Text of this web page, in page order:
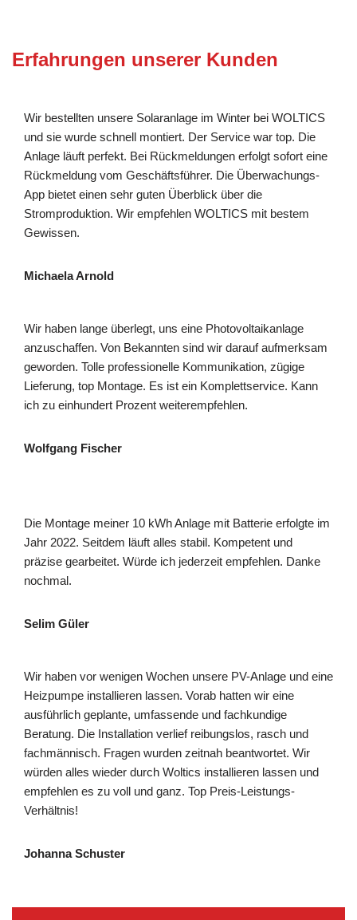
Erfahrungen unserer Kunden
Wir bestellten unsere Solaranlage im Winter bei WOLTICS
und sie wurde schnell montiert. Der Service war top. Die
Anlage läuft perfekt. Bei Rückmeldungen erfolgt sofort eine
Rückmeldung vom Geschäftsführer. Die Überwachungs-
App bietet einen sehr guten Überblick über die
Stromproduktion. Wir empfehlen WOLTICS mit bestem
Gewissen.
Michaela Arnold
Wir haben lange überlegt, uns eine Photovoltaikanlage
anzuschaffen. Von Bekannten sind wir darauf aufmerksam
geworden. Tolle professionelle Kommunikation, zügige
Lieferung, top Montage. Es ist ein Komplettservice. Kann
ich zu einhundert Prozent weiterempfehlen.
Wolfgang Fischer
Die Montage meiner 10 kWh Anlage mit Batterie erfolgte im
Jahr 2022. Seitdem läuft alles stabil. Kompetent und
präzise gearbeitet. Würde ich jederzeit empfehlen. Danke
nochmal.
Selim Güler
Wir haben vor wenigen Wochen unsere PV-Anlage und eine
Heizpumpe installieren lassen. Vorab hatten wir eine
ausführlich geplante, umfassende und fachkundige
Beratung. Die Installation verlief reibungslos, rasch und
fachmännisch. Fragen wurden zeitnah beantwortet. Wir
würden alles wieder durch Woltics installieren lassen und
empfehlen es zu voll und ganz. Top Preis-Leistungs-
Verhältnis!
Johanna Schuster